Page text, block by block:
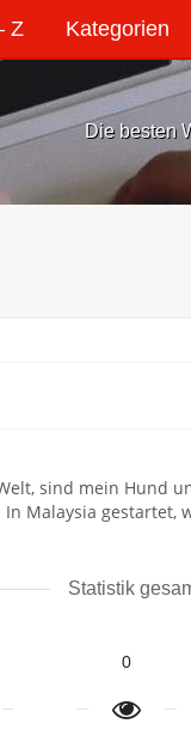
Z Kategorien
Die besten
sind mein Hund
Malaysia gestartet,
Statistik
0